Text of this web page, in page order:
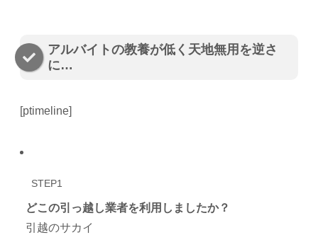
アルバイトの教養が低く天地無用を逆さ
に…
[ptimeline]
STEP1
どこの引っ越し業者を利用しましたか？
引越のサカイ